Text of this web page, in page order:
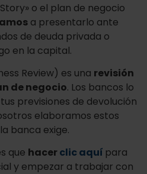
o el plan de negocio
a presentarlo ante
de deuda privada o
en la capital.
Review) es una revisión
de negocio. Los bancos lo
previsiones de devolución
elaboramos estos
banca exige.
que hacerclic aquí para
y empezar a trabajar con